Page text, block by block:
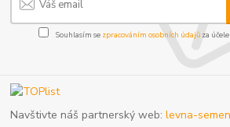
Souhlasím se zpracováním osobních údajůza
Navštivte náš partnerský web:levna-